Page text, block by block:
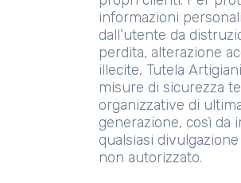
informazioni
dall’utente da
perdita, alterazione
illecite, Tutela
misure di sicurezza
organizzative di
generazione, così da
qualsiasi
non autorizzato.